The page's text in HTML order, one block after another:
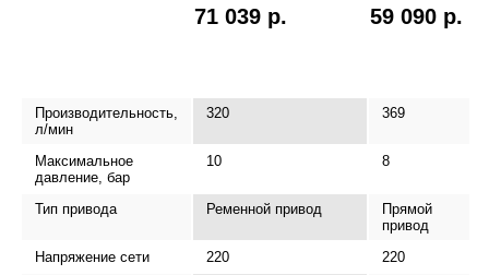
71 039 р. 59 090 р.
Производительность,
л/мин
320 369
Максимальное
давление, бар
10 8
Тип привода Ременной привод
Прямой
привод
Напряжение сети
220
220